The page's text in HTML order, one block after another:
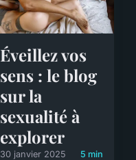
Éveillez vos
sens : le blog
sur la
sexualité à
explorer
30 janvier 2025 5 min